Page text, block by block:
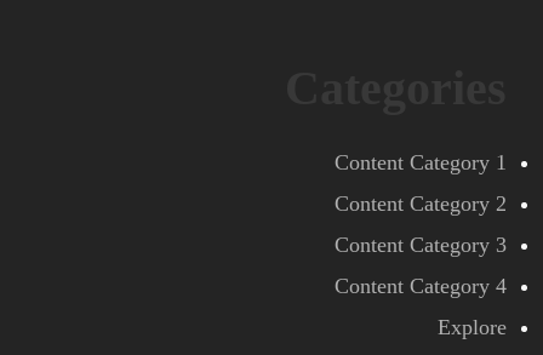
Content Category 1
Content Category 2
Content Category 3
Content Category 4
Explore